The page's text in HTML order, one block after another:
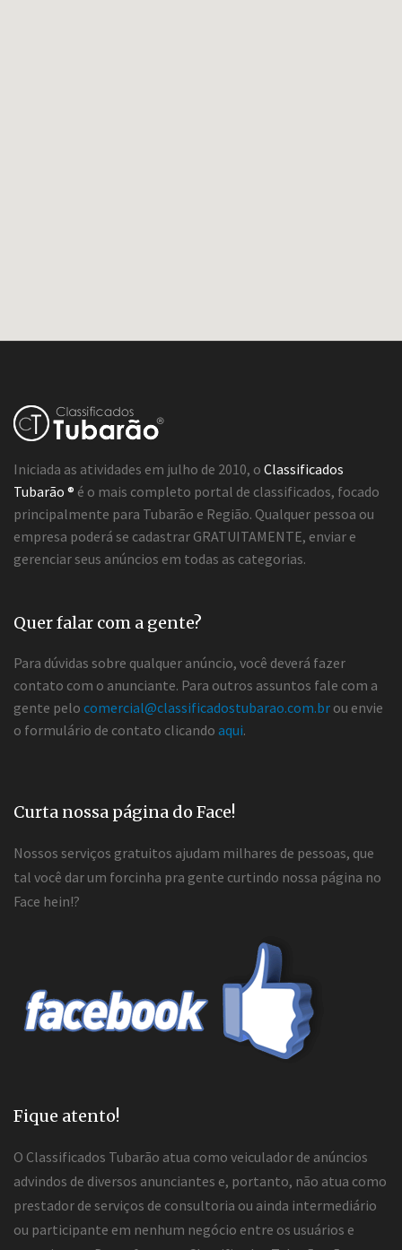
Iniciada as atividades em julho de 2010, o Classificados
Tubarão ® é o mais completo portal de classificados, focado
principalmente para Tubarão e Região. Qualquer pessoa ou
empresa poderá se cadastrar GRATUITAMENTE, enviar e
gerenciar seus anúncios em todas as categorias.
Quer falar com a gente?
Para dúvidas sobre qualquer anúncio, você deverá fazer
contato com o anunciante. Para outros assuntos fale com a
gente pelo comercial@classificadostubarao.com.br ou envie
o formulário de contato clicando aqui.
Curta nossa página do Face!
Nossos serviços gratuitos ajudam milhares de pessoas, que
tal você dar um forcinha pra gente curtindo nossa página no
Face hein!?
Fique atento!
O Classificados Tubarão atua como veiculador de anúncios
advindos de diversos anunciantes e, portanto, não atua como
prestador de serviços de consultoria ou ainda intermediário
ou participante em nenhum negócio entre os usuários e